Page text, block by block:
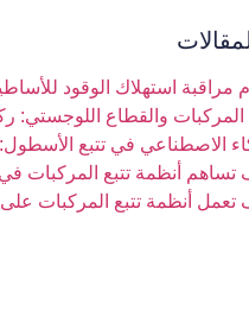
مراقبة استهلاك الوقود
المركبات والقطاع اللوجستي:
الاصطناعي في تتبع
تساهم أنظمة تتبع المركبات
تعمل أنظمة تتبع المركبات